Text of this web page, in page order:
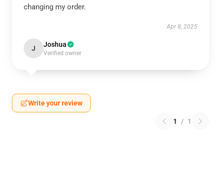
changing my order.
Apr 8, 2025
J Joshua
Verified owner
Write your review
1 / 1